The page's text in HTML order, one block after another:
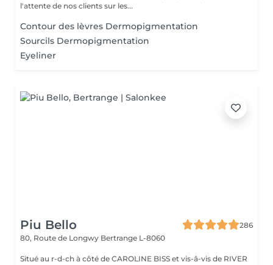
l'attente de nos clients sur les...
Contour des lèvres Dermopigmentation
Sourcils Dermopigmentation
Eyeliner
Piu Bello
286
80, Route de Longwy Bertrange L-8060
Situé au r-d-ch à côté de CAROLINE BISS et vis-â-vis de RIVER